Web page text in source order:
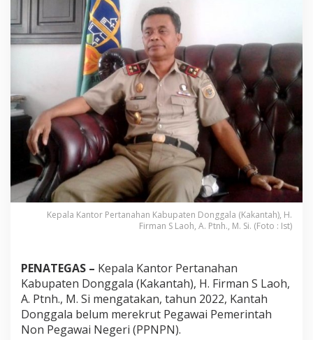
g
g
a
l
a
B
e
l
e
r
k
r
u
N
P
N
Kepala Kantor Pertanahan Kabupaten Donggala (Kakantah), H.
Firman S Laoh, A. Ptnh., M. Si. (Foto : Ist)
PENATEGAS – Kepala Kantor Pertanahan
Kabupaten Donggala (Kakantah), H. Firman S Laoh,
A. Ptnh., M. Si mengatakan, tahun 2022, Kantah
Donggala belum merekrut Pegawai Pemerintah
Non Pegawai Negeri (PPNPN).